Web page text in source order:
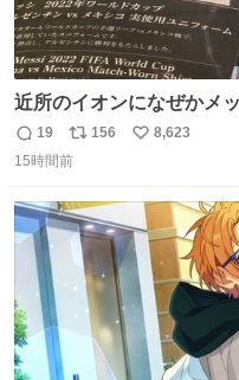
近所のイオンになぜかメ
てあっておもろい
返
信
19
リ
ポ
ト
数
156
い
数
8,623
15時間前